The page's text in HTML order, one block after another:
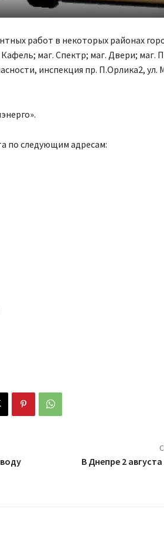
работ в некоторых районах
маг. Спектр; маг. Двери; маг.
инспекция пр. П.Орлика2, ул.
по следующим адресам:
В Днепре 2